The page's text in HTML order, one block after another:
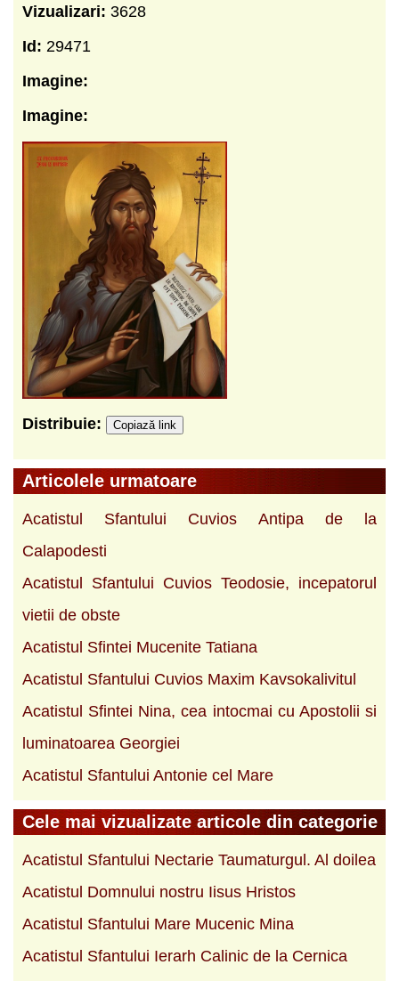
Vizualizari: 3628
Id: 29471
Imagine:
Imagine:
Distribuie: Copiază link
Articolele urmatoare
Acatistul Sfantului Cuvios Antipa de la
Calapodesti
Acatistul Sfantului Cuvios Teodosie, incepatorul
vietii de obste
Acatistul Sfintei Mucenite Tatiana
Acatistul Sfantului Cuvios Maxim Kavsokalivitul
Acatistul Sfintei Nina, cea intocmai cu Apostolii si
luminatoarea Georgiei
Acatistul Sfantului Antonie cel Mare
Cele mai vizualizate articole din categorie
Acatistul Sfantului Nectarie Taumaturgul. Al doilea
Acatistul Domnului nostru Iisus Hristos
Acatistul Sfantului Mare Mucenic Mina
Acatistul Sfantului Ierarh Calinic de la Cernica